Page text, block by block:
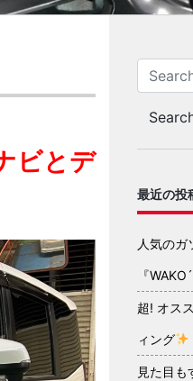
ビとデ
最近の投
人気のガ
『
超! オス
ィング
見た目も